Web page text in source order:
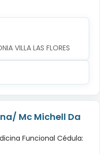
VILLA LAS FLORES
Mc Michell Da
Funcional Cédula: